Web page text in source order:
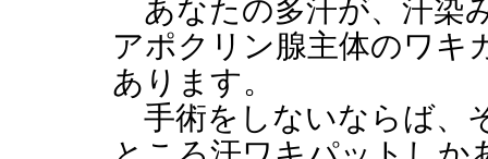
あなたの多汗が、汗染
アポクリン腺主体のワキ
あります。
手術をしないならば、